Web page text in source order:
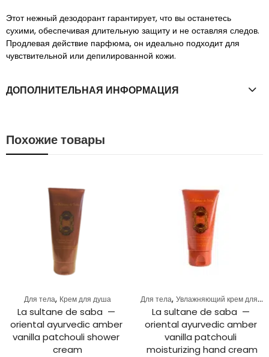
Этот нежный дезодорант гарантирует, что вы останетесь
сухими, обеспечивая длительную защиту и не оставляя следов.
Продлевая действие парфюма, он идеально подходит для
чувствительной или депилированной кожи.
ДОПОЛНИТЕЛЬНАЯ ИНФОРМАЦИЯ
Похожие товары
Для тела,Крем для душа
La sultane de saba  —
oriental ayurvedic amber
vanilla patchouli shower
cream
Для тела,Увлажняющий крем для рук
La sultane de saba  —
oriental ayurvedic amber
vanilla patchouli
moisturizing hand cream